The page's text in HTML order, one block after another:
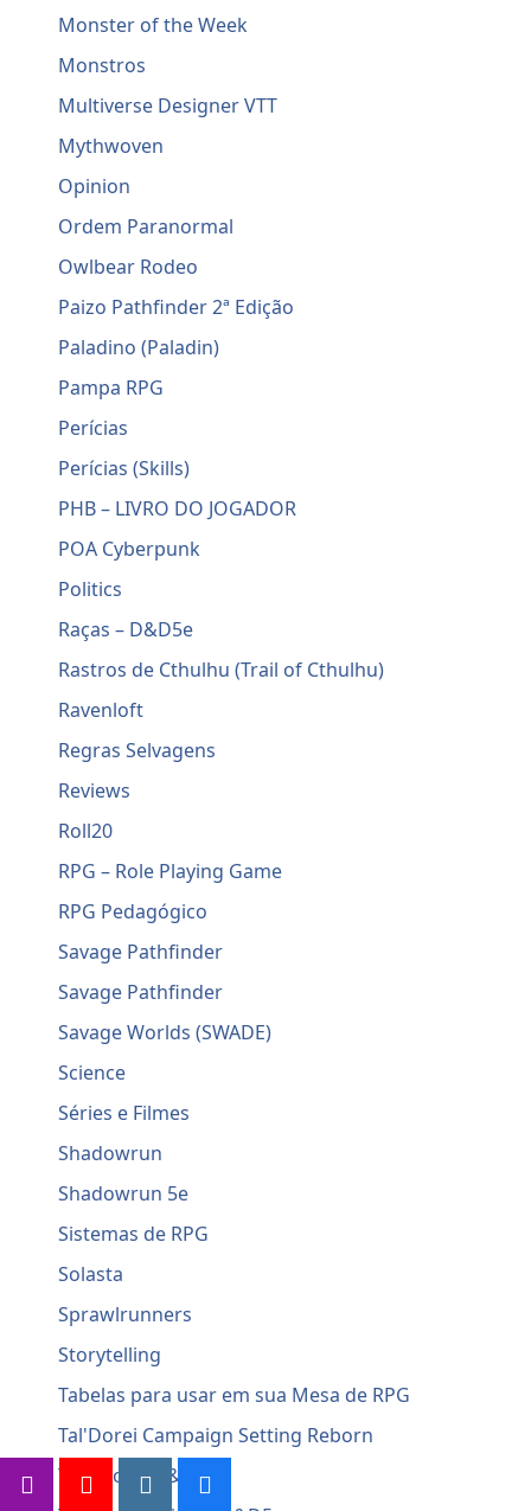
Monster of the Week
Monstros
Multiverse Designer VTT
Mythwoven
Opinion
Ordem Paranormal
Owlbear Rodeo
Paizo Pathfinder 2ª Edição
Paladino (Paladin)
Pampa RPG
Perícias
Perícias (Skills)
PHB – LIVRO DO JOGADOR
POA Cyberpunk
Politics
Raças – D&D5e
Rastros de Cthulhu (Trail of Cthulhu)
Ravenloft
Regras Selvagens
Reviews
Roll20
RPG – Role Playing Game
RPG Pedagógico
Savage Pathfinder
Savage Pathfinder
Savage Worlds (SWADE)
Science
Séries e Filmes
Shadowrun
Shadowrun 5e
Sistemas de RPG
Solasta
Sprawlrunners
Storytelling
Tabelas para usar em sua Mesa de RPG
Tal'Dorei Campaign Setting Reborn
Talentos – D&D5e